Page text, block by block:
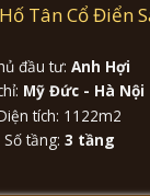
Tân Cổ Điển
đầu tư: Anh Hợi
Mỹ Đức - Hà Nội
tích: 1122m2
Số tầng: 3 tầng